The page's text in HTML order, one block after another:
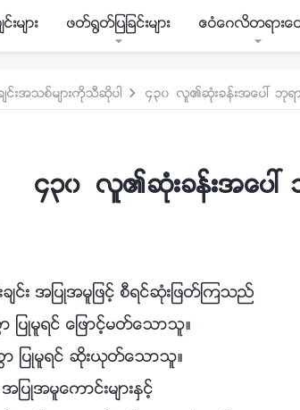
းမ်ား ဖတ္႐ြတ္ျပျခင္းမ်ား ဧဝံေဂလိတရားေ
းအသစ္မ်ားကိုသီဆိုပါ ၄၃၀ လူ၏ဆုံးခန္းအေပၚ ဘု
၄၃၀ လူ၏ဆုံးခန္းအေပ
င္း အျပဳအမူျဖင့္ စီရင္ဆုံးျဖတ္ၾကသည္
ာ ျပဳမူရင္ ေျဖာင့္မတ္ေသာသူ။
ြာ ျပဳမူရင္ ဆိုးယုတ္ေသာသူ။
ပဳအမူေကာင္းမ်ားႏွင့္